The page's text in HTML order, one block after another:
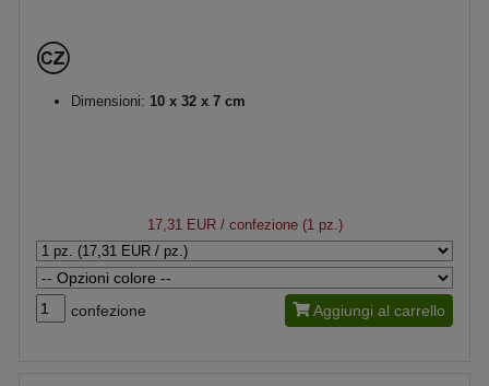
Dimensioni: 10 x 32 x 7 cm
17,31 EUR/ confezione (1 pz.)
confezione Aggiungi al carrello